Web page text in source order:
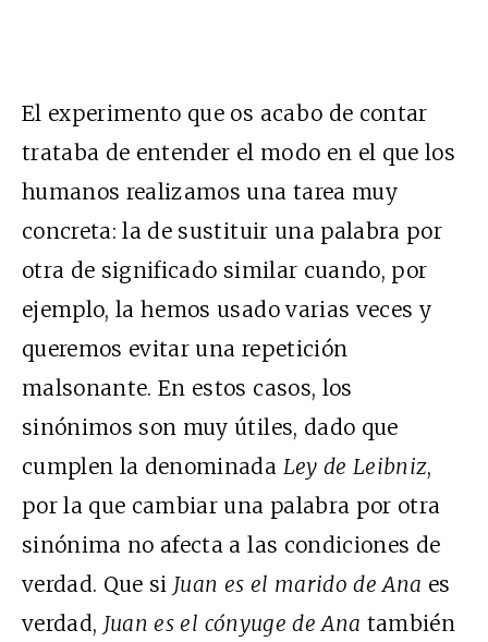
El experimento que os acabo de contar
trataba de entender el modo en el que los
humanos realizamos una tarea muy
concreta: la de sustituir una palabra por
otra de significado similar cuando, por
ejemplo, la hemos usado varias veces y
queremos evitar una repetición
malsonante. En estos casos, los
sinónimos son muy útiles, dado que
cumplen la denominada Ley de Leibniz,
por la que cambiar una palabra por otra
sinónima no afecta a las condiciones de
verdad. Que si Juan es el marido de Ana es
verdad, Juan es el cónyuge de Ana también